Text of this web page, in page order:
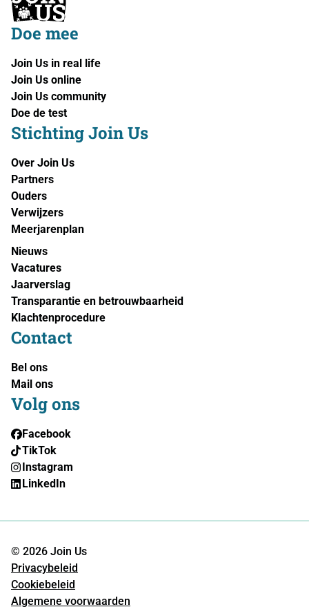
Doe mee
Join Us in real life
Join Us online
Join Us community
Doe de test
Stichting Join Us
Over Join Us
Partners
Ouders
Verwijzers
Meerjarenplan
Nieuws
Vacatures
Jaarverslag
Transparantie en betrouwbaarheid
Klachtenprocedure
Contact
Bel ons
Mail ons
Volg ons
Facebook
TikTok
Instagram
LinkedIn
© 2026 Join Us
Privacybeleid
Cookiebeleid
Algemene voorwaarden